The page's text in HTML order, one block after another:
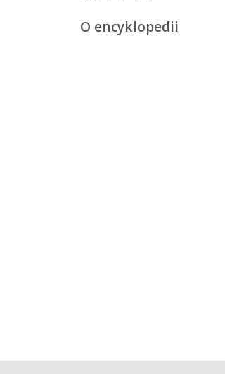
O encyklopedii